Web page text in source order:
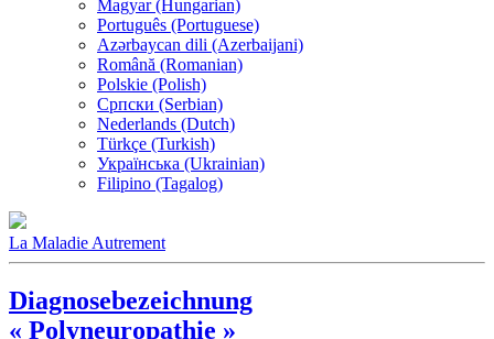
Magyar (Hungarian)
Português (Portuguese)
Azərbaycan dili (Azerbaijani)
Română (Romanian)
Polskie (Polish)
Српски (Serbian)
Nederlands (Dutch)
Türkçe (Turkish)
Українська (Ukrainian)
Filipino (Tagalog)
La Maladie Autrement
Diagnosebezeichnung
« Polyneuropathie »